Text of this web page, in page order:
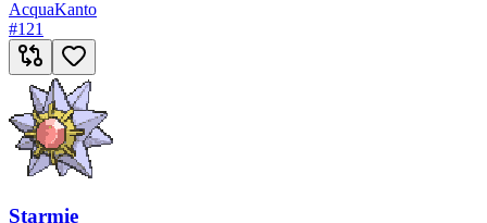
AcquaKanto
#121
Starmie